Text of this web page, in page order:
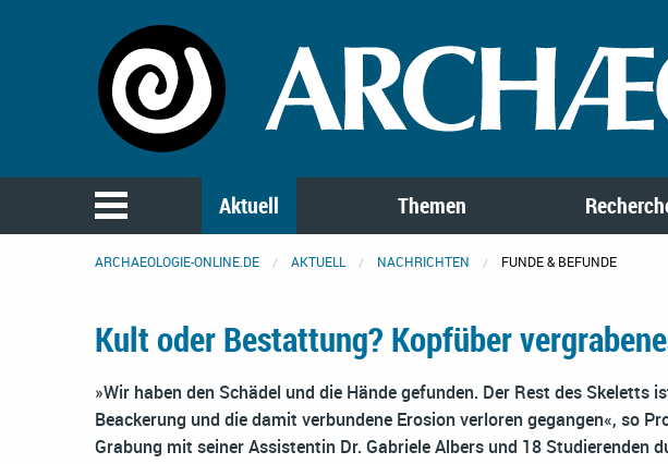
Aktuell Themen
ARCHAEOLOGIE-ONLINE.DE AKTUELL NACHRICHTEN FUNDE & BEFUNDE
Kult oder Bestattung? Kopfüber
»Wir haben den Schädel und die Hände gefunden. Der Rest des Skeletts
Beackerung und die damit verbundene Erosion verloren gegangen«, so
Grabung mit seiner Assistentin Dr. Gabriele Albers und 18 Studierenden